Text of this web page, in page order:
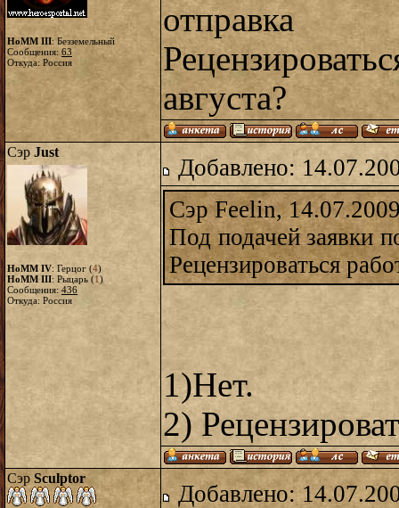
HoMM III: Безземельный
Сообщения: 63
Откуда: Россия
отправка
августа?
Сэр Just
HoMM IV: Герцог (4)
HoMM III: Рыцарь (1)
Сообщения:436
Откуда: Россия
Добавлено:
Сэр Feelin,
Под подачей заявки
Рецензироваться
1)Нет.
2)
Сэр Sculptor
Добавлено: